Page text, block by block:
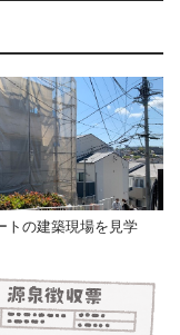
トの建築現場を見学